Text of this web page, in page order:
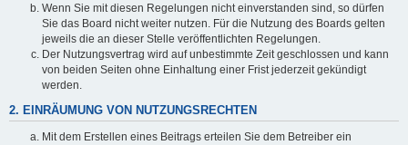
Wenn Sie mit diesen Regelungen nicht einverstanden sind, so dürfen
Sie das Board nicht weiter nutzen. Für die Nutzung des Boards gelten
jeweils die an dieser Stelle veröffentlichten Regelungen.
Der Nutzungsvertrag wird auf unbestimmte Zeit geschlossen und kann
von beiden Seiten ohne Einhaltung einer Frist jederzeit gekündigt
werden.
2. EINRÄUMUNG VON NUTZUNGSRECHTEN
Mit dem Erstellen eines Beitrags erteilen Sie dem Betreiber ein